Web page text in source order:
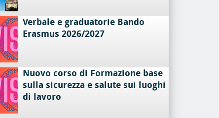
Verbale e graduatorie Bando
Erasmus 2026/2027
Nuovo corso di Formazione base
sulla sicurezza e salute sui luoghi
di lavoro